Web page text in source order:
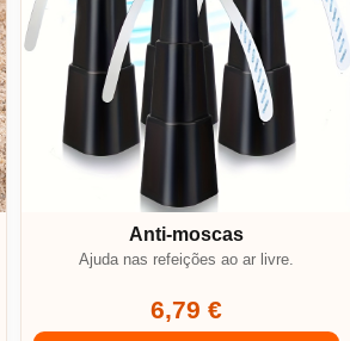
Anti-moscas
Ajuda nas refeições ao ar livre.
6,79 €